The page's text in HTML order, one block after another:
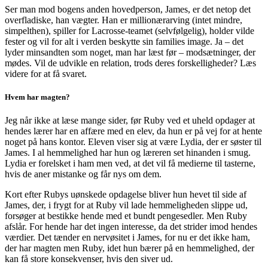
Ser man mod bogens anden hovedperson, James, er det netop det
overfladiske, han vægter. Han er millionærarving (intet mindre,
simpelthen), spiller for Lacrosse-teamet (selvfølgelig), holder vilde
fester og vil for alt i verden beskytte sin families image. Ja – det
lyder minsandten som noget, man har læst før – modsætninger, der
mødes. Vil de udvikle en relation, trods deres forskelligheder? Læs
videre for at få svaret.
Hvem har magten?
Jeg når ikke at læse mange sider, før Ruby ved et uheld opdager at
hendes lærer har en affære med en elev, da hun er på vej for at hente
noget på hans kontor. Eleven viser sig at være Lydia, der er søster til
James. I al hemmelighed har hun og læreren set hinanden i smug.
Lydia er forelsket i ham men ved, at det vil få medierne til tasterne,
hvis de aner mistanke og får nys om dem.
Kort efter Rubys uønskede opdagelse bliver hun hevet til side af
James, der, i frygt for at Ruby vil lade hemmeligheden slippe ud,
forsøger at bestikke hende med et bundt pengesedler. Men Ruby
afslår. For hende har det ingen interesse, da det strider imod hendes
værdier. Det tænder en nervøsitet i James, for nu er det ikke ham,
der har magten men Ruby, idet hun bærer på en hemmelighed, der
kan få store konsekvenser, hvis den siver ud.